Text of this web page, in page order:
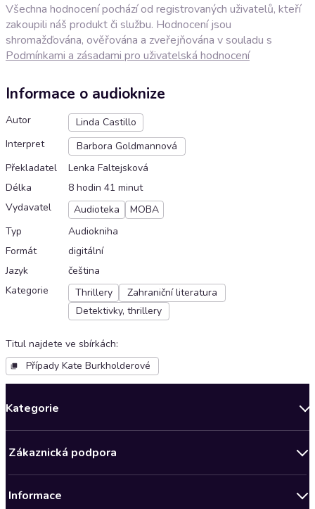
Všechna hodnocení pochází od registrovaných uživatelů, kteří
zakoupili náš produkt či službu. Hodnocení jsou
shromažďována, ověřována a zveřejňována v souladu s
Podmínkami a zásadami pro uživatelská hodnocení
Informace o audioknize
Autor
Linda Castillo
Interpret
Barbora Goldmannová
Překladatel
Lenka Faltejsková
Délka
8 hodin 41 minut
Vydavatel
Audioteka
MOBA
Typ
Audiokniha
Formát
digitální
Jazyk
čeština
Kategorie
Thrillery
Zahraniční literatura
Detektivky, thrillery
Titul najdete ve sbírkách:
Případy Kate Burkholderové
Kategorie
Bestsellery měsíce
Zákaznická podpora
Informace